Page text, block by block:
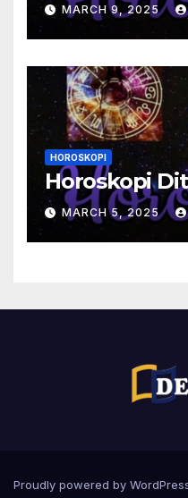
MARCH 9, 2025
HOROSKOPI
Horoskopi
MARCH 5, 2025
Proudly powered by